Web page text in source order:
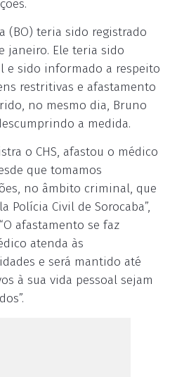
(BO) teria sido registrado
janeiro. Ele teria sido
e sido informado a respeito
restritivas e afastamento
no mesmo dia, Bruno
a medida.
o CHS, afastou o médico
que tomamos
no âmbito criminal, que
Polícia Civil de Sorocaba”,
afastamento se faz
atenda às
e será mantido até
à sua vida pessoal sejam